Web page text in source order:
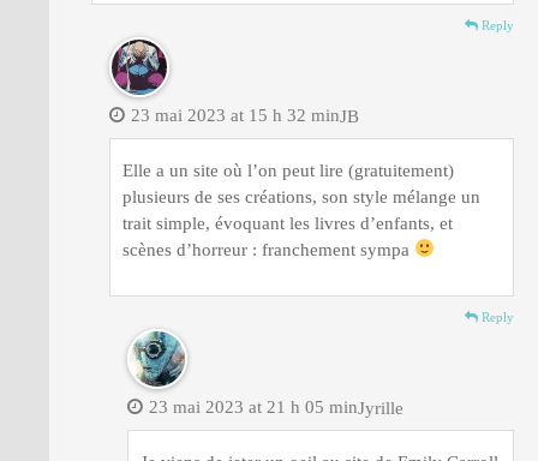
Reply
JB
23 mai 2023 at 15 h 32 min
Elle a un site où l’on peut lire (gratuitement)
plusieurs de ses créations, son style mélange un
trait simple, évoquant les livres d’enfants, et
scènes d’horreur : franchement sympa
Reply
Jyrille
23 mai 2023 at 21 h 05 min